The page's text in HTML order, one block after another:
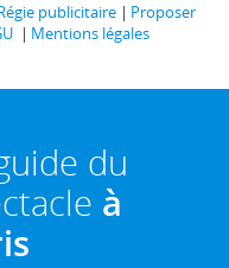
publicitaire
Proposer
Mentions légales
du
à